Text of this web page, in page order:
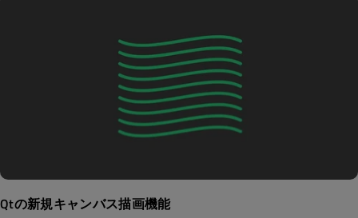
Qtの新規キャンバス描画機能